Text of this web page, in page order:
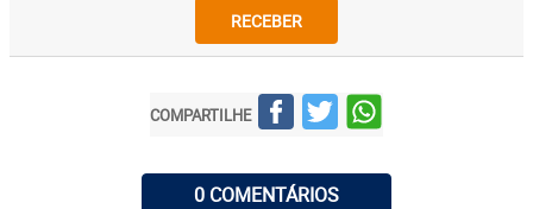
RECEBER
COMPARTILHE
0 COMENTÁRIOS